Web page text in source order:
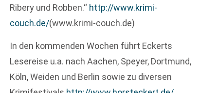
Ribery und Robben.“ http://www.krimi-
couch.de/(www.krimi-couch.de)
In den kommenden Wochen führt Eckerts
Lesereise u.a. nach Aachen, Speyer, Dortmund,
Köln, Weiden und Berlin sowie zu diversen